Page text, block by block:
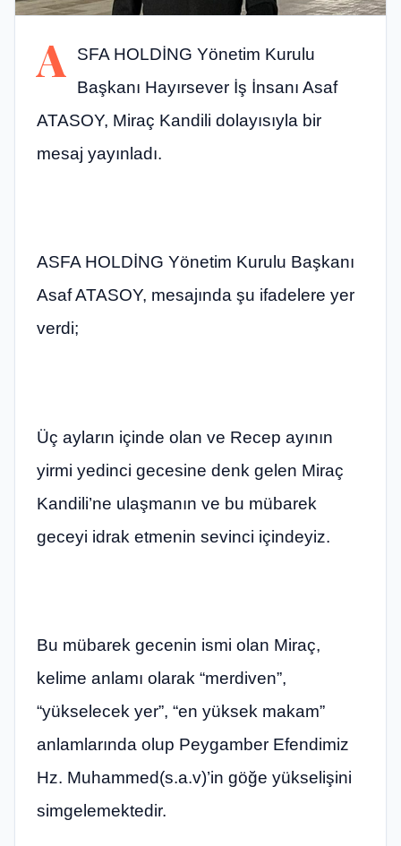
A
SFA HOLDİNG Yönetim Kurulu
Başkanı Hayırsever İş İnsanı Asaf
ATASOY, Miraç Kandili dolayısıyla bir
mesaj yayınladı.
ASFA HOLDİNG Yönetim Kurulu Başkanı
Asaf ATASOY, mesajında şu ifadelere yer
verdi;
Üç ayların içinde olan ve Recep ayının
yirmi yedinci gecesine denk gelen Miraç
Kandili’ne ulaşmanın ve bu mübarek
geceyi idrak etmenin sevinci içindeyiz.
Bu mübarek gecenin ismi olan Miraç,
kelime anlamı olarak “merdiven”,
“yükselecek yer”, “en yüksek makam”
anlamlarında olup Peygamber Efendimiz
Hz. Muhammed(s.a.v)’in göğe yükselişini
simgelemektedir.